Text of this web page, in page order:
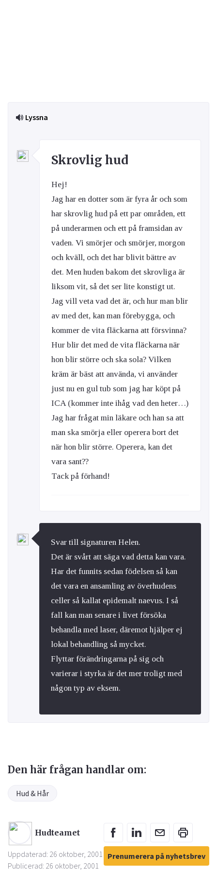
Lyssna
Skrovlig hud
Hej!
Jag har en dotter som är fyra år och som
har skrovlig hud på ett par områden, ett
på underarmen och ett på framsidan av
vaden. Vi smörjer och smörjer, morgon
och kväll, och det har blivit bättre av
det. Men huden bakom det skrovliga är
liksom vit, så det ser lite konstigt ut.
Jag vill veta vad det är, och hur man blir
av med det, kan man förebygga, och
kommer de vita fläckarna att försvinna?
Hur blir det med de vita fläckarna när
hon blir större och ska sola? Vilken
kräm är bäst att använda, vi använder
just nu en gul tub som jag har köpt på
ICA (kommer inte ihåg vad den heter…)
Jag har frågat min läkare och han sa att
man ska smörja eller operera bort det
när hon blir större. Operera, kan det
vara sant??
Tack på förhand!
Svar till signaturen Helen.
Det är svårt att säga vad detta kan vara.
Har det funnits sedan födelsen så kan
det vara en ansamling av överhudens
celler så kallat epidemalt naevus. I så
fall kan man senare i livet försöka
behandla med laser, däremot hjälper ej
lokal behandling så mycket.
Flyttar förändringarna på sig och
varierar i styrka är det mer troligt med
någon typ av eksem.
Den här frågan handlar om:
Hud & Hår
Hudteamet
Uppdaterad: 26 oktober, 2001
Publicerad: 26 oktober, 2001
Prenumerera på nyhetsbrev